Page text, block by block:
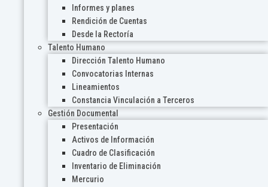
Informes y planes
Rendición de Cuentas
Desde la Rectoría
Talento Humano
Dirección Talento Humano
Convocatorias Internas
Lineamientos
Constancia Vinculación a Terceros
Gestión Documental
Presentación
Activos de Información
Cuadro de Clasificación
Inventario de Eliminación
Mercurio